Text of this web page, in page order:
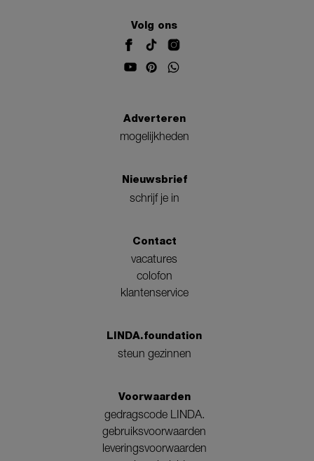
Volg ons
Adverteren
mogelijkheden
Nieuwsbrief
schrijf je in
Contact
vacatures
colofon
klantenservice
LINDA.foundation
steun gezinnen
Voorwaarden
gedragscode LINDA.
gebruiksvoorwaarden
leveringsvoorwaarden